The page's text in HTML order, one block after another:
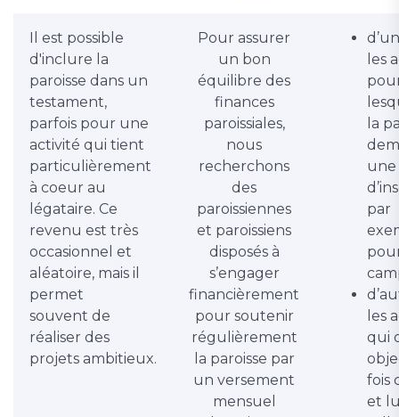
Il est possible
d'inclure la
paroisse dans un
testament,
parfois pour une
activité qui tient
particulièrement
à coeur au
légataire. Ce
revenu est très
occasionnel et
aléatoire, mais il
permet
souvent de
réaliser des
projets ambitieux.
Pour assurer
un bon
équilibre des
finances
paroissiales,
nous
recherchons
des
paroissiennes
et paroissiens
disposés à
s’engager
financièrement
pour soutenir
régulièrement
la paroisse par
un versement
mensuel
les
la
une
par
les
qui
fois
et